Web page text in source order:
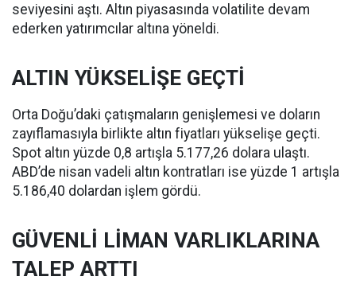
seviyesini aştı. Altın piyasasında volatilite devam
ederken yatırımcılar altına yöneldi.
ALTIN YÜKSELİŞE GEÇTİ
Orta Doğu’daki çatışmaların genişlemesi ve doların
zayıflamasıyla birlikte altın fiyatları yükselişe geçti.
Spot altın yüzde 0,8 artışla 5.177,26 dolara ulaştı.
ABD’de nisan vadeli altın kontratları ise yüzde 1 artışla
5.186,40 dolardan işlem gördü.
GÜVENLİ LİMAN VARLIKLARINA
TALEP ARTTI